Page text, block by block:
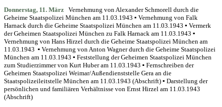
Donnerstag, 11. März Vernehmung von Alexander Schmorell durch die
Geheime Staatspolizei München am 11.03.1943 ▪ Vernehmung von Falk
Harnack durch die Geheime Staatspolizei München am 11.03.1943 ▪ Vermerk
der Geheimen Staatspolizei München zu Falk Harnack am 11.03.1943 ▪
Vernehmung von Hans Hirzel durch die Geheime Staatspolizei München am
11.03.1943 ▪ Vernehmung von Anton Wagner durch die Geheime Staatspolizei
München am 11.03.1943 ▪ Feststellung der Geheimen Staatspolizei München
zum Studierzimmer von Kurt Huber am 11.03.1943 ▪ Fernschreiben der
Geheimen Staatspolizei Weimar/Außendienststelle Gera an die
Staatspolizeileitstelle München am 11.03.1943 (Abschrift) ▪ Darstellung der
persönlichen und familiären Verhältnisse von Ernst Hirzel am 11.03.1943
(Abschrift)